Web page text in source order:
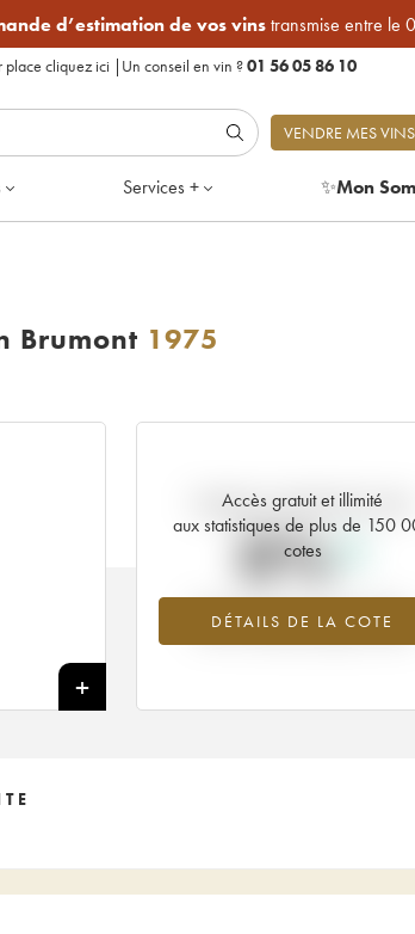
d’estimation de vos vinstransmise entre le
place cliquez ici | Un conseil en vin ?01 56 05 86 10
VENDRE MES VINS
Services + ✨Mon
Brumont 1975
+
Accès gratuit et illimité
aux statistiques de plus de 150
cotes
DÉTAILS DE LA COTE
Tendance actuelle de la cote
0%
Tendance à la hausse du millésime
1975 en 2026 par rapport à 2025